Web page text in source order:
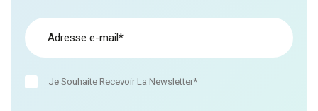
Je Souhaite Recevoir La Newsletter*